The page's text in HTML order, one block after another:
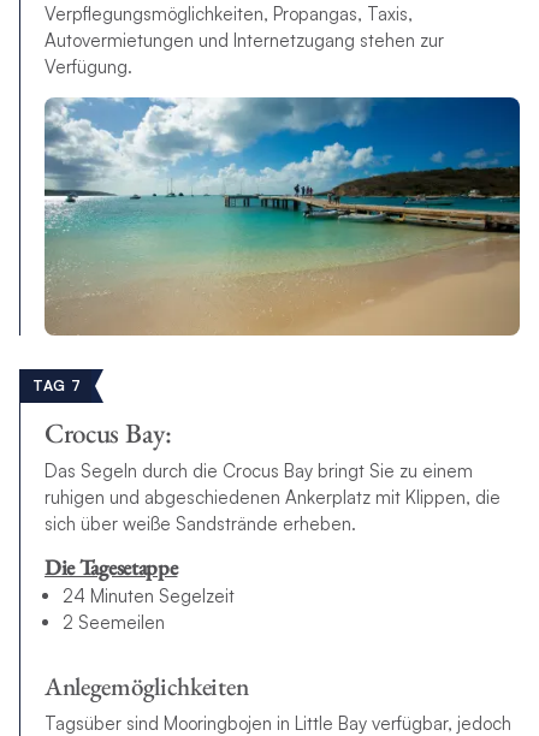
Verpflegungsmöglichkeiten, Propangas, Taxis,
Autovermietungen und Internetzugang stehen zur
Verfügung.
TAG 7
Crocus Bay:
Das Segeln durch die Crocus Bay bringt Sie zu einem
ruhigen und abgeschiedenen Ankerplatz mit Klippen, die
sich über weiße Sandstrände erheben.
Die Tagesetappe
24 Minuten Segelzeit
2 Seemeilen
Anlegemöglichkeiten
Tagsüber sind Mooringbojen in Little Bay verfügbar, jedoch